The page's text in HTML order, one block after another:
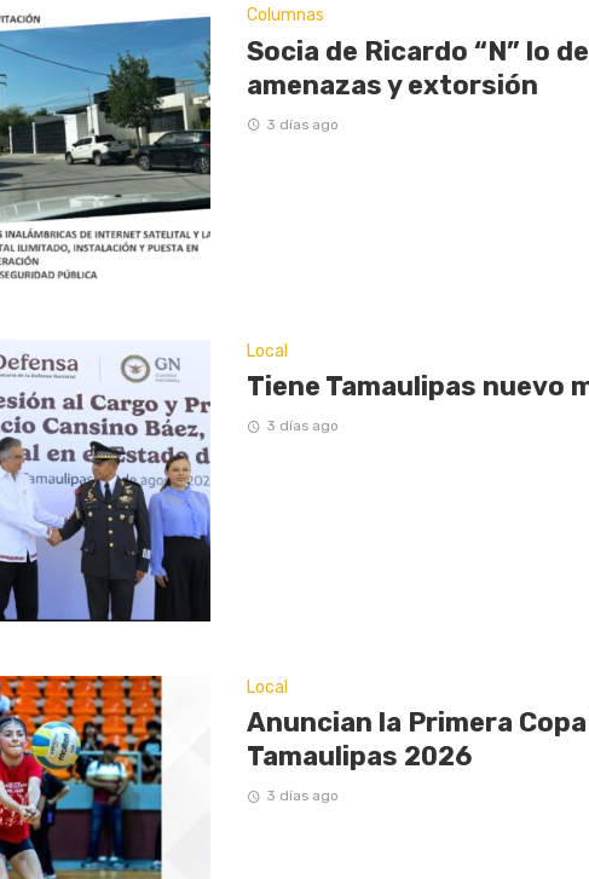
Columnas
Socia de Ricardo “N” lo
amenazas y extorsión
3 días ago
Local
Tiene Tamaulipas nuevo
3 días ago
Local
Anuncian la Primera
Tamaulipas 2026
3 días ago